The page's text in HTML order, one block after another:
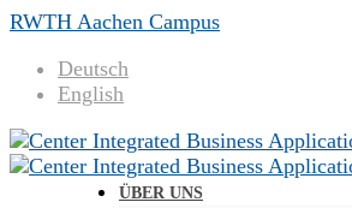
RWTH Aachen Campus
Deutsch
English
ÜBER UNS